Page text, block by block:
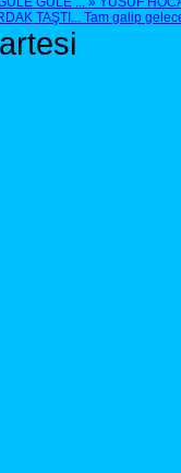
TAŞTI... Tam galip